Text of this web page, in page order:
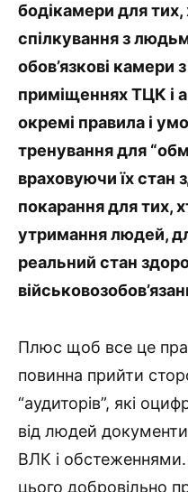
бодікамери для
спілкування з
обов’язкові камери
приміщеннях ТЦК і
окремі правила і
тренування для
враховуючи їх стан
покарання для тих,
утримання людей,
реальний стан
Плюс щоб все це
повинна прийти
“аудиторів”, які
від людей
ВЛК і
цього добровільно